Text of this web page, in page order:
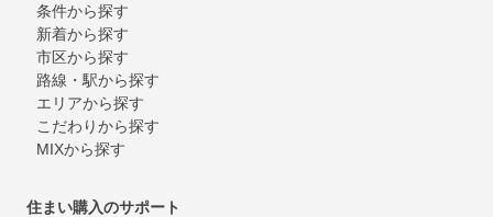
条件から探す
新着から探す
市区から探す
路線・駅から探す
エリアから探す
こだわりから探す
MIXから探す
住まい購入のサポート